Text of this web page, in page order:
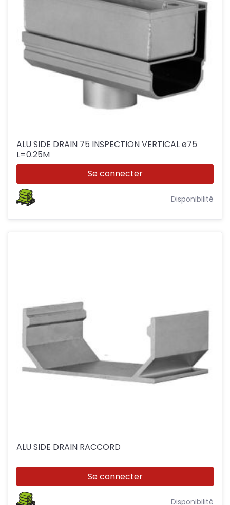
ALU SIDE DRAIN 75 INSPECTION VERTICAL ø75
L=0.25M
Se connecter
Disponibilité
ALU SIDE DRAIN RACCORD
Se connecter
Disponibilité